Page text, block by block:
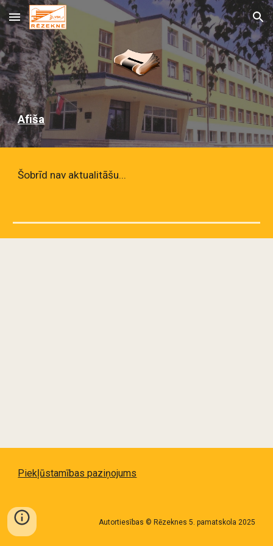
Skip to main content Skip to navigation
Afiša
Šobrīd nav aktualitāšu...
Piekļūstamības paziņojums
Autortiesības © Rēzeknes 5. pamatskola 2025